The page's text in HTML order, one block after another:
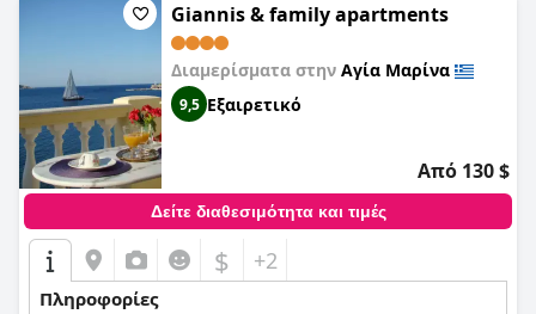
Giannis & family apartments
Διαμερίσματα στην Αγία Μαρίνα
9,5 Εξαιρετικό
Από 130 $
Δείτε διαθεσιμότητα και τιμές
$ +2
Πληροφορίες